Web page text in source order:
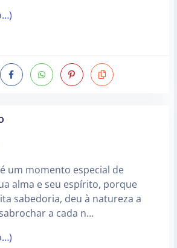
um momento especial de
alma e seu espírito, porque
sabedoria, deu à natureza a
a cada n…